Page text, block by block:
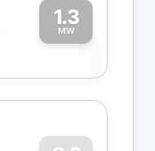
1.3
MW1